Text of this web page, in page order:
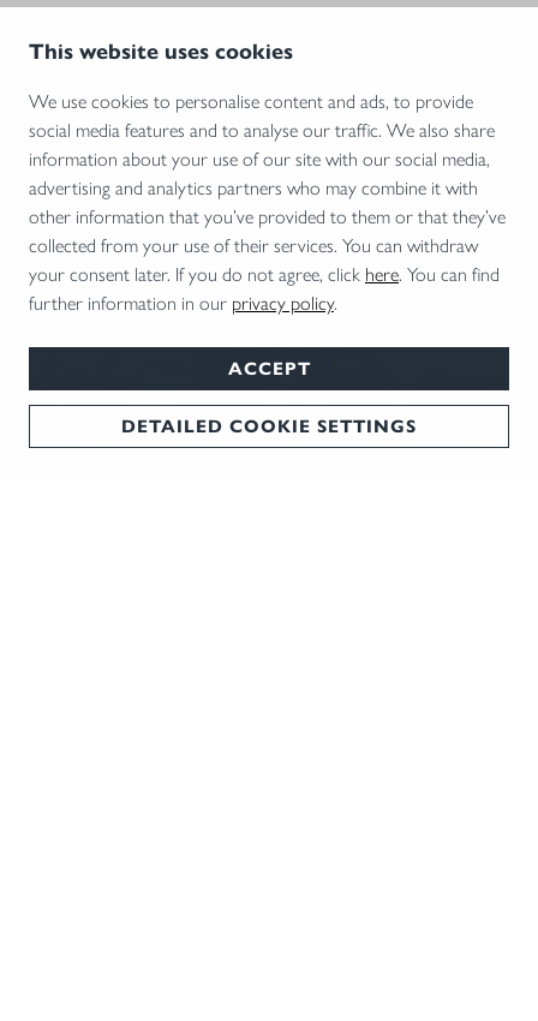
This website uses cookies
We use cookies to personalise content and ads, to provide
social media features and to analyse our traffic. We also share
information about your use of our site with our social media,
advertising and analytics partners who may combine it with
other information that you’ve provided to them or that they’ve
collected from your use of their services. You can withdraw
your consent later. If you do not agree, click here. You can find
further information in our privacy policy.
ACCEPT
DETAILED COOKIE SETTINGS